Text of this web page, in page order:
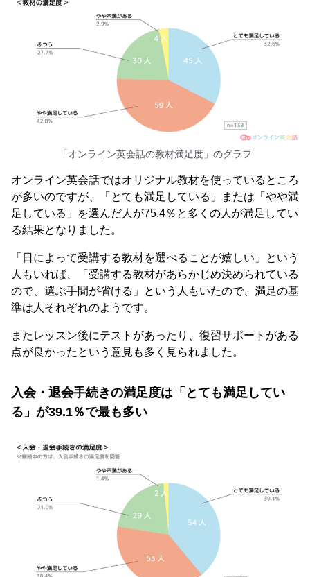
「オンライン英会話の教材満足度」のグラフ
オンライン英会話ではオリジナル教材を使っているところ
が多いのですが、「とても満足している」または「やや満
足している」を選んだ人が75.4％と多くの人が満足してい
る結果となりました。
「日によって受講する教材を選べることが嬉しい」という
人もいれば、「受講する教材があらかじめ決められている
ので、選ぶ手間が省ける」という人もいたので、満足の基
準は人それぞれのようです。
またレッスン後にテストがあったり、復習サポートがある
点が良かったという意見も多く見られました。
入会・退会手続きの満足度は「とても満足してい
る」が39.1％で最も多い